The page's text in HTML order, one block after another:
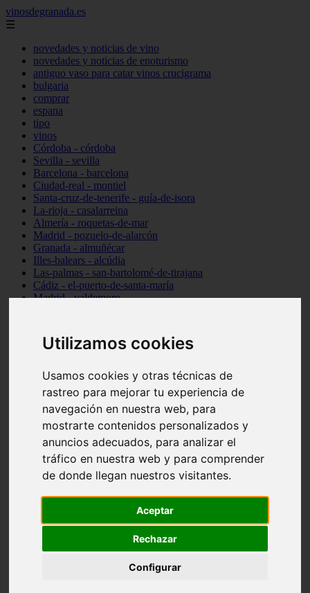
Utilizamos cookies
Usamos cookies y otras técnicas de
rastreo para mejorar tu experiencia de
navegación en nuestra web, para
mostrarte contenidos personalizados y
anuncios adecuados, para analizar el
tráfico en nuestra web y para comprender
de donde llegan nuestros visitantes.
Aceptar
Rechazar
Configurar
vinosdegranada.es
☰
novedades y noticias de vino
novedades y noticias de enoturismo
antiguo vaso para catar vinos crucigrama
bulgaria
comprar
espana
tipo
vinos
Córdoba - córdoba
Sevilla - sevilla
Barcelona - barcelona
Ciudad-real - montiel
Santa-cruz-de-tenerife - guía-de-isora
La-rioja - casalarreina
Almería - roquetas-de-mar
Madrid - pozuelo-de-alarcón
Granada - almuñécar
Illes-balears - alcúdia
Las-palmas - san-bartolomé-de-tirajana
Cádiz - el-puerto-de-santa-maría
Madrid - valdemoro
Cantabria - suances
Sevilla - bormujos
Málaga - júzcar
Huesca - alquézar
Huesca - castejón-de-sos
Lleida - alt-àneu
Córdoba - almedinilla
Navarra - zangoza
Cantabria - arenas-de-iguña
Barcelona - la-pobla-de-lillet
Murcia - cartagena
Madrid - nuevo-baztán